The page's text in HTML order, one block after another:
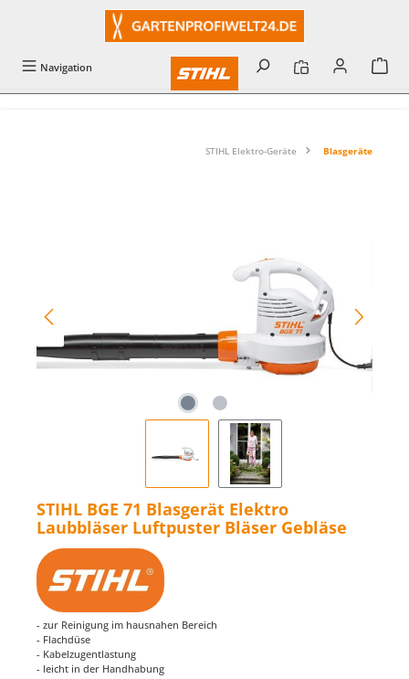
Navigation
STIHL Elektro-Geräte Blasgeräte
STIHL BGE 71 Blasgerät Elektro
Laubbläser Luftpuster Bläser Gebläse
- zur Reinigung im hausnahen Bereich
- Flachdüse
- Kabelzugentlastung
- leicht in der Handhabung